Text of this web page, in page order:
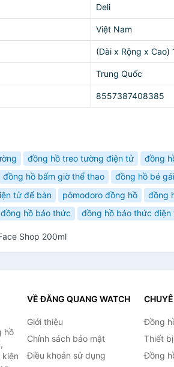
Deli
Việt Nam
(Dài x Rộng x
Trung Quốc
8557387408385
đồng hồ treo tường điện tử đồng
đồng hồ bấm giờ thể thao đồng hồ bé gái
tử để bàn pômodoro đồng hồ đồng
đồng hồ báo thức đồng hồ báo thức điện
Shop 200ml
hồ
VỀ ĐĂNG QUANG WATCH
Giới thiệu
Chính sách bảo mật
Điều khoản sử dụng
Đồng
Thiết
Đồng